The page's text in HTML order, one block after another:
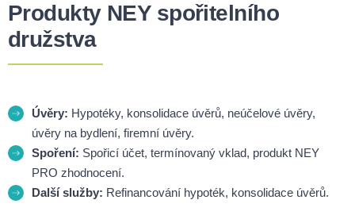
Produkty NEY spořitelního
družstva
Úvěry: Hypotéky, konsolidace úvěrů, neúčelové úvěry,
úvěry na bydlení, firemní úvěry.
Spoření: Spořicí účet, termínovaný vklad, produkt NEY
PRO zhodnocení.
Další služby: Refinancování hypoték, konsolidace úvěrů.